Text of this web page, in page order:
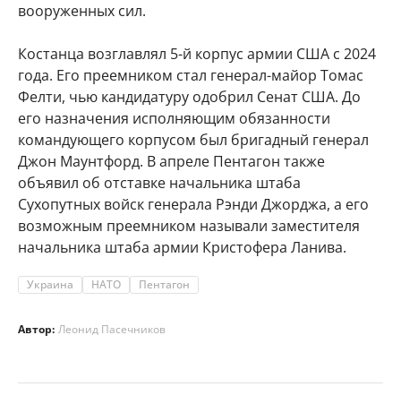
вооруженных сил.
Костанца возглавлял 5-й корпус армии США с 2024
года. Его преемником стал генерал-майор Томас
Фелти, чью кандидатуру одобрил Сенат США. До
его назначения исполняющим обязанности
командующего корпусом был бригадный генерал
Джон Маунтфорд. В апреле Пентагон также
объявил об отставке начальника штаба
Сухопутных войск генерала Рэнди Джорджа, а его
возможным преемником называли заместителя
начальника штаба армии Кристофера Ланива.
Украина НАТО Пентагон
Автор: Леонид Пасечников